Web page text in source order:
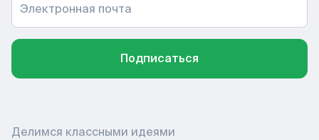
Электронная почта
Подписаться
Делимся классными идеями